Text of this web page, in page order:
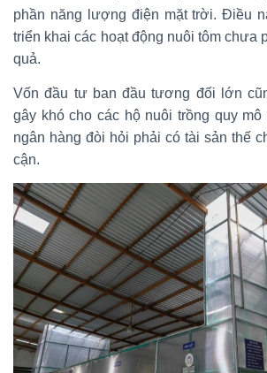
phần năng lượng điện mặt trời. Điều
triển khai các hoạt động nuôi tôm chưa
quả.
Vốn đầu tư ban đầu tương đối lớn
gây khó cho các hộ nuôi trồng quy mô
ngân hàng đòi hỏi phải có tài sản thế
cận.